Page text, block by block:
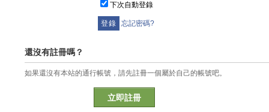
下次自動登錄
忘記密碼?
還沒有註冊嗎？
如果還沒有本站的通行帳號，請先註冊一個屬於自己的帳號吧。
立即註冊